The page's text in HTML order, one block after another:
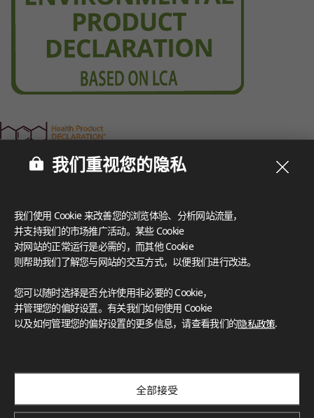
我们重视您的隐私
我们使用 Cookie 来改善您的浏览体验、分析网站流量，
并支持我们的市场推广活动。某些 Cookie
对网站的正常运行是必需的，而其他 Cookie
则帮助我们了解您与网站的交互方式，以便我们进行改进。
您可以随时选择是否允许使用非必要的 Cookie，
并管理您的偏好设置。有关我们如何使用 Cookie
以及如何管理您的偏好设置的更多信息，请查看我们的隐私政策.
全部接受